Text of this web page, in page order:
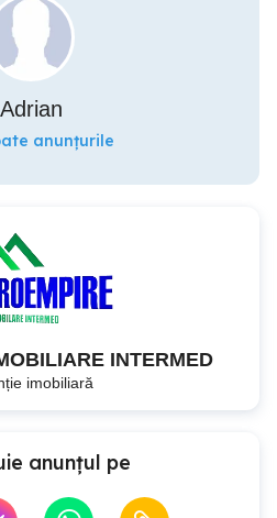
Adrian
anunțurile
INTERMED
imobiliară
anunțul pe